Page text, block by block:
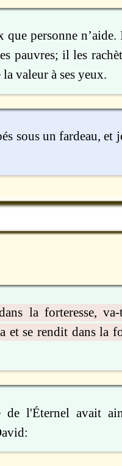
personne n’aide.
pauvres; il les
valeur à ses yeux.
sous un fardeau, et
la forteresse,
et se rendit dans la
de l'Éternel avait